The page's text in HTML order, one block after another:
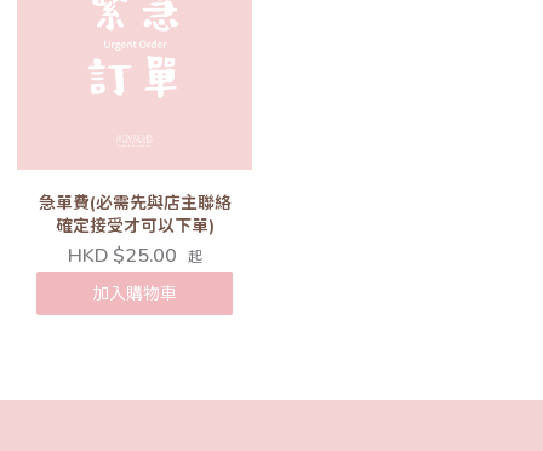
急單費(必需先與店主聯絡
確定接受才可以下單)
HKD $25.00 起
加入購物車